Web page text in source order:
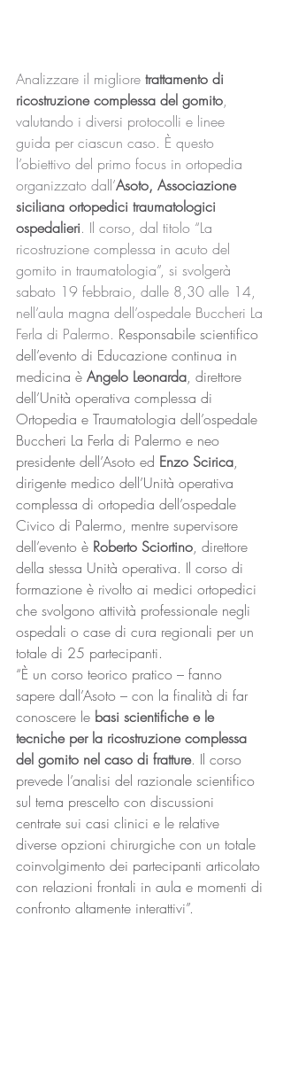
Analizzare il migliore trattamento di
ricostruzione complessa del gomito,
valutando i diversi protocolli e linee
guida per ciascun caso. È questo
l’obiettivo del primo focus in ortopedia
organizzato dall’Asoto, Associazione
siciliana ortopedici traumatologici
ospedalieri. Il corso, dal titolo “La
ricostruzione complessa in acuto del
gomito in traumatologia”, si svolgerà
sabato 19 febbraio, dalle 8,30 alle 14,
nell’aula magna dell’ospedale Buccheri La
Ferla di Palermo. Responsabile scientifico
dell’evento di Educazione continua in
medicina è Angelo Leonarda, direttore
dell’Unità operativa complessa di
Ortopedia e Traumatologia dell’ospedale
Buccheri La Ferla di Palermo e neo
presidente dell’Asoto ed Enzo Scirica,
dirigente medico dell’Unità operativa
complessa di ortopedia dell’ospedale
Civico di Palermo, mentre supervisore
dell’evento è Roberto Sciortino, direttore
della stessa Unità operativa. Il corso di
formazione è rivolto ai medici ortopedici
che svolgono attività professionale negli
ospedali o case di cura regionali per un
totale di 25 partecipanti.
“È un corso teorico pratico – fanno
sapere dall’Asoto – con la finalità di far
conoscere le basi scientifiche e le
tecniche per la ricostruzione complessa
del gomito nel caso di fratture. Il corso
prevede l’analisi del razionale scientifico
sul tema prescelto con discussioni
centrate sui casi clinici e le relative
diverse opzioni chirurgiche con un totale
coinvolgimento dei partecipanti articolato
con relazioni frontali in aula e momenti di
confronto altamente interattivi”.